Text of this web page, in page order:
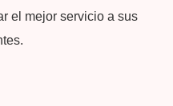
el mejor servicio a sus